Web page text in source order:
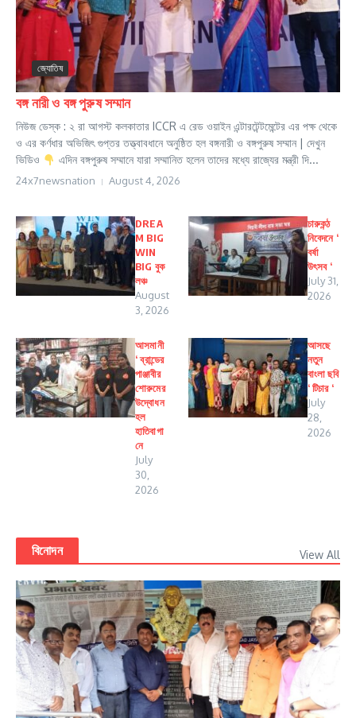
জ্যোতিষ
বঙ্গ নারী ও বঙ্গ পুরুষ সম্মান
নিউজ ডেস্ক : ২ রা আগস্ট কলকাতার ICCR এ রেড ওয়াইন এন্টারটেন্টমেন্টের এর পক্ষ থেকে
ও এর কর্ণধার অভিজিৎ গুপ্তর তত্ত্বাবধানে অনুষ্ঠিত হল বঙ্গনারী ও বঙ্গপুরুষ সম্মান | দেখুন
ভিডিও
এদিন বঙ্গপুরুষ সম্মানে যারা সম্মানিত হলেন তাদের মধ্যে রাজ্যের মন্ত্রী দি...
24x7newsnation August 4, 2026
DREA
M BIG
WIN
BIG বুক
লঞ্চ
August
3, 2026
চারুকন্ঠ
নিবেদনে ‘
বর্ষা
উৎসব ‘
July 31,
2026
আসমানী
‘ ব্রান্ডের
পাঞ্জাবীর
শোরুমের
উদ্বোধন
হল
হাতিবাগা
নে
July
30,
2026
আসছে
নতুন
বাংলা ছবি
‘ টিচার ‘
July
28,
2026
বিনোদন View All